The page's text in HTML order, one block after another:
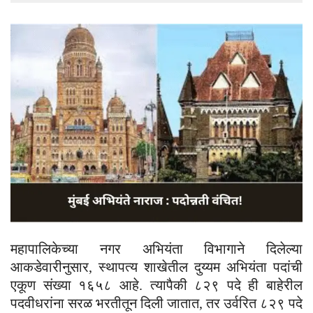
महापालिकेच्या नगर अभियंता विभागाने दिलेल्या
आकडेवारीनुसार, स्थापत्य शाखेतील दुय्यम अभियंता पदांची
एकूण संख्या १६५८ आहे. त्यापैकी ८२९ पदे ही बाहेरील
पदवीधरांना सरळ भरतीतून दिली जातात, तर उर्वरित ८२९ पदे